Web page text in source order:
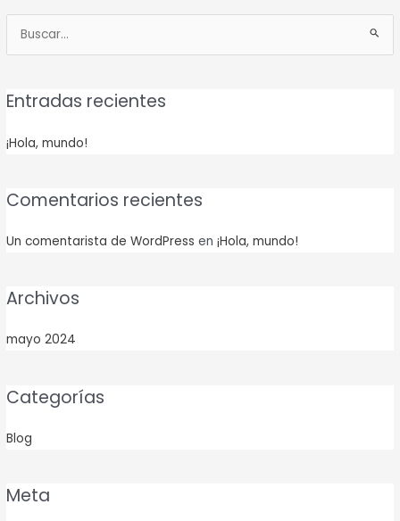
Buscar
por:
Entradas recientes
¡Hola, mundo!
Comentarios recientes
Un comentarista de WordPress en¡Hola, mundo!
Archivos
mayo 2024
Categorías
Blog
Meta